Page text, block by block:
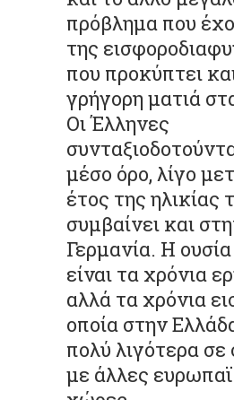
πρόβλημα που
της
που προκύπτει
γρήγορη ματιά
Οι Έλληνες
μέσο όρο, λίγο
έτος της ηλικίας
συμβαίνει και
Γερμανία. Η
είναι τα χρόνια
αλλά τα χρόνια
οποία στην
πολύ λιγότερα σε
με άλλες